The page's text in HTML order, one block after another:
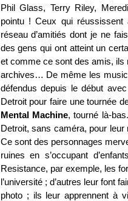
Phil Glass, Terry Riley,
pointu ! Ceux qui
réseau d’amitiés dont je ne
des gens qui ont atteint un
et comme ce sont des amis, ils
archives… De même les
défendus depuis le début
Detroit pour faire une tournée
Mental Machine, tourné là-
Detroit, sans caméra, pour leur
Ce sont des personnages
ruines en s’occupant
Resistance, par exemple, les
l’université ; d’autres leur font
photo ; ils leur apprennent à